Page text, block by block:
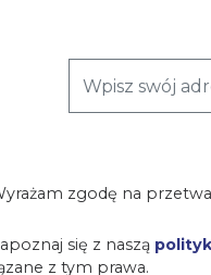
zgodę na
się z naszą
z tym prawa.